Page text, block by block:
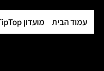
עמוד הבית מועדון TipTop